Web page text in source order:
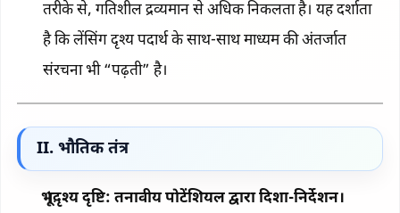
तरीके से, गतिशील द्रव्यमान से अधिक निकलता है। यह दर्शाता
है कि लेंसिंग दृश्य पदार्थ के साथ-साथ माध्यम की अंतर्जात
संरचना भी “पढ़ती” है।
II. भौतिक तंत्र
भूदृश्य दृष्टि: तनावीय पोटेंशियल द्वारा दिशा-निर्देशन।